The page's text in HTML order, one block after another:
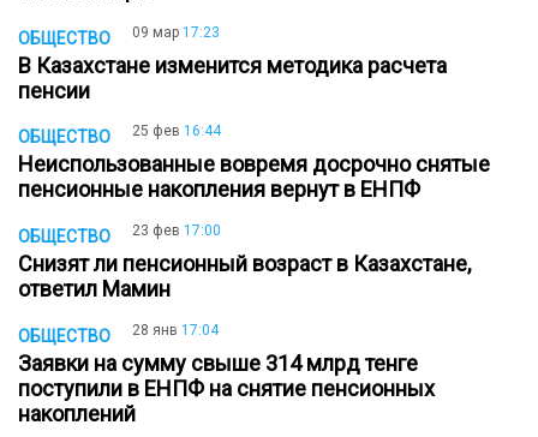
ОБЩЕСТВО 09 мар 17:23
В Казахстане изменится методика расчета
пенсии
ОБЩЕСТВО 25 фев 16:44
Неиспользованные вовремя досрочно снятые
пенсионные накопления вернут в ЕНПФ
ОБЩЕСТВО 23 фев 17:00
Снизят ли пенсионный возраст в Казахстане,
ответил Мамин
ОБЩЕСТВО 28 янв 17:04
Заявки на сумму свыше 314 млрд тенге
поступили в ЕНПФ на снятие пенсионных
накоплений